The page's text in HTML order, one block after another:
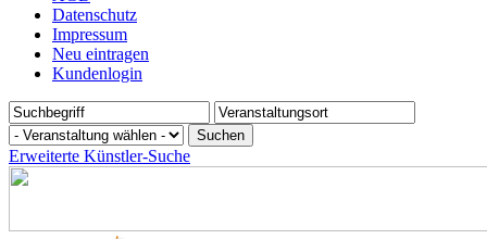
Datenschutz
Impressum
Neu eintragen
Kundenlogin
Erweiterte Künstler-Suche